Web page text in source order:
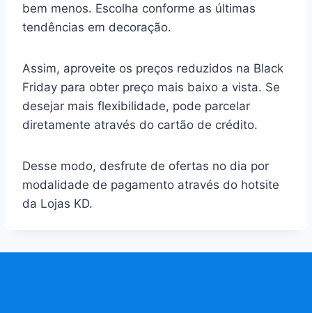
bem menos. Escolha conforme as últimas
tendências em decoração.
Assim, aproveite os preços reduzidos na Black
Friday para obter preço mais baixo a vista. Se
desejar mais flexibilidade, pode parcelar
diretamente através do cartão de crédito.
Desse modo, desfrute de ofertas no dia por
modalidade de pagamento através do hotsite
da Lojas KD.